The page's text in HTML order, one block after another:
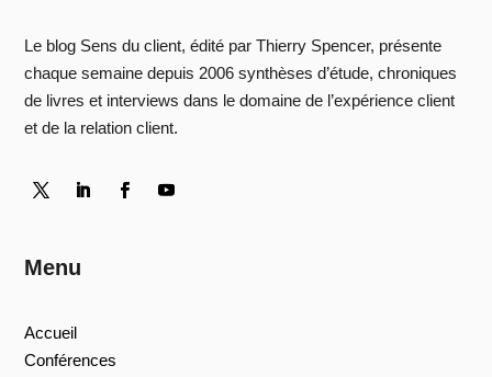
Le blog Sens du client, édité par Thierry Spencer, présente
chaque semaine depuis 2006 synthèses d’étude, chroniques
de livres et interviews dans le domaine de l’expérience client
et de la relation client.
Menu
Accueil
Conférences